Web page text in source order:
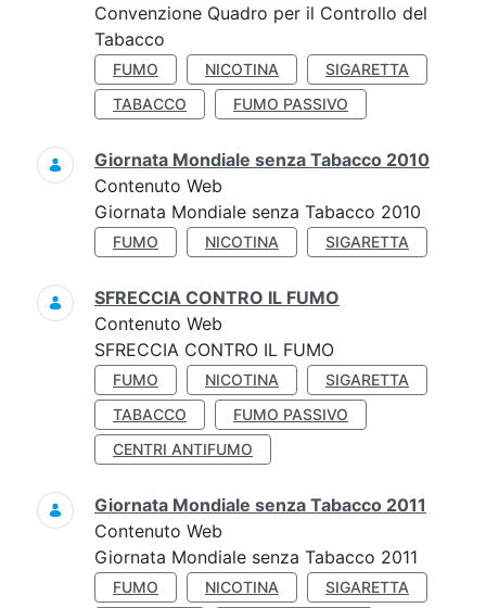
Convenzione Quadro per il Controllo del
Tabacco
FUMO NICOTINA
SIGARETTA
TABACCO
FUMO PASSIVO
Giornata Mondiale senza Tabacco 2010
Contenuto Web
Giornata Mondiale senza Tabacco 2010
FUMO NICOTINA SIGARETTA
SFRECCIA CONTRO IL FUMO
Contenuto Web
SFRECCIA CONTRO IL FUMO
FUMO NICOTINA
SIGARETTA
TABACCO
FUMO PASSIVO
CENTRI ANTIFUMO
Giornata Mondiale senza Tabacco 2011
Contenuto Web
Giornata Mondiale senza Tabacco 2011
FUMO NICOTINA
SIGARETTA